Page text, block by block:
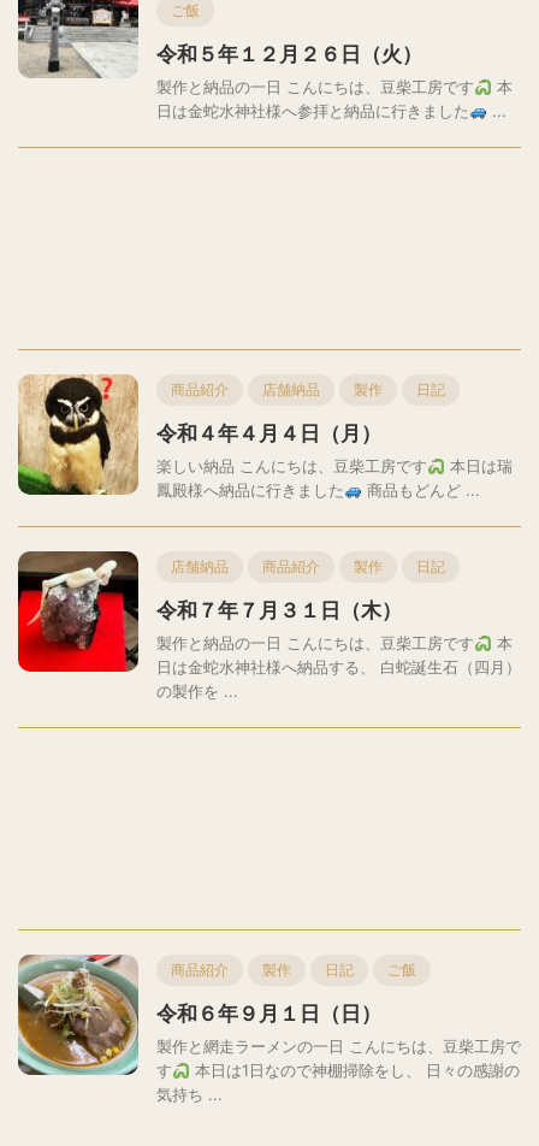
ご飯
令和５年１２月２６日（火）
製作と納品の一日 こんにちは、豆柴工房です
本
日は金蛇水神社様へ参拝と納品に行きました
...
商品紹介 店舗納品 製作 日記
令和４年４月４日（月）
楽しい納品 こんにちは、豆柴工房です
本日は瑞
鳳殿様へ納品に行きました
商品もどんど ...
店舗納品 商品紹介 製作 日記
令和７年７月３１日（木）
製作と納品の一日 こんにちは、豆柴工房です
本
日は金蛇水神社様へ納品する、 白蛇誕生石（四月）
の製作を ...
商品紹介 製作 日記 ご飯
令和６年９月１日（日）
製作と網走ラーメンの一日 こんにちは、豆柴工房で
す
本日は1日なので神棚掃除をし、 日々の感謝の
気持ち ...